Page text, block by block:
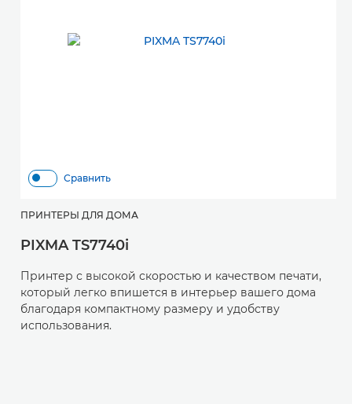
Сравнить
ПРИНТЕРЫ ДЛЯ ДОМА
PIXMA TS7740i
Принтер с высокой скоростью и качеством печати,
который легко впишется в интерьер вашего дома
благодаря компактному размеру и удобству
использования.